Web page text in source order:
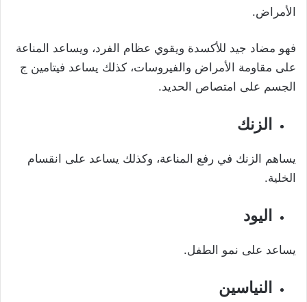
الأمراض.
فهو مضاد جيد للأكسدة ويقوي عظام الفرد، ويساعد المناعة
على مقاومة الأمراض والفيروسات، كذلك يساعد فيتامين ج
الجسم على امتصاص الحديد.
الزنك
يساهم الزنك في رفع المناعة، وكذلك يساعد على انقسام
الخلية.
اليود
يساعد على نمو الطفل.
النياسين